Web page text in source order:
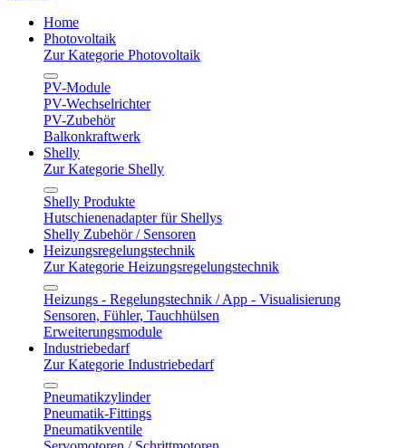
Home
Photovoltaik
Zur Kategorie Photovoltaik
PV-Module
PV-Wechselrichter
PV-Zubehör
Balkonkraftwerk
Shelly
Zur Kategorie Shelly
Shelly Produkte
Hutschienenadapter für Shellys
Shelly Zubehör / Sensoren
Heizungsregelungstechnik
Zur Kategorie Heizungsregelungstechnik
Heizungs - Regelungstechnik / App - Visualisierung
Sensoren, Fühler, Tauchhülsen
Erweiterungsmodule
Industriebedarf
Zur Kategorie Industriebedarf
Pneumatikzylinder
Pneumatik-Fittings
Pneumatikventile